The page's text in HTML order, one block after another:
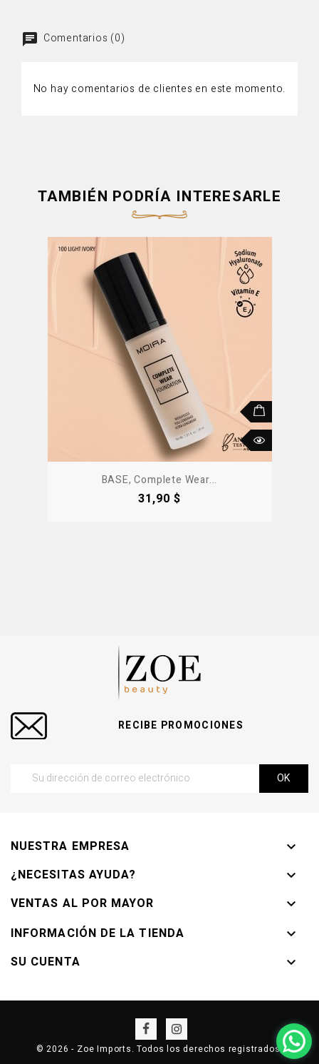
Comentarios (0)
No hay comentarios de clientes en este momento.
TAMBIÉN PODRÍA INTERESARLE
BASE, Complete Wear...
Precio
31,90 $
RECIBE PROMOCIONES
NUESTRA EMPRESA

¿NECESITAS AYUDA?

VENTAS AL POR MAYOR

INFORMACIÓN DE LA TIENDA

SU CUENTA

© 2026 - Zoe Imports. Todos los derechos registrados.